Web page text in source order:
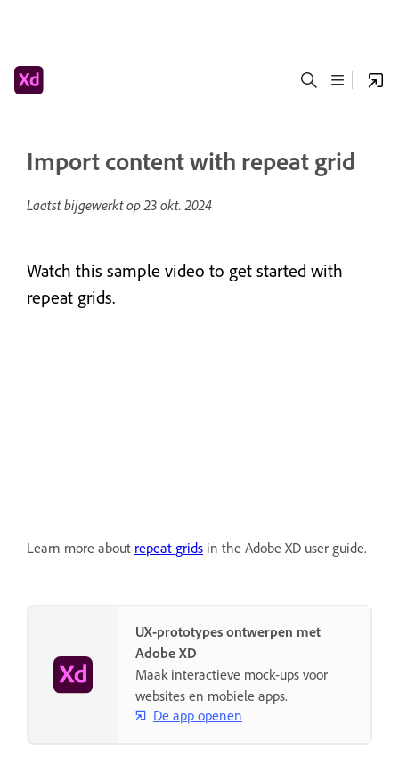
Import content with repeat grid
Laatst bijgewerkt op23 okt. 2024
Watch this sample video to get started with
repeat grids.
Learn more about repeat grids in the Adobe XD user guide.
UX-prototypes ontwerpen met
Adobe XD
Maak interactieve mock-ups voor
websites en mobiele apps.
De app openen